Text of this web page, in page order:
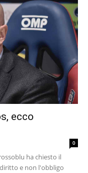
ecco
0
ha chiesto il
e non l'obbligo